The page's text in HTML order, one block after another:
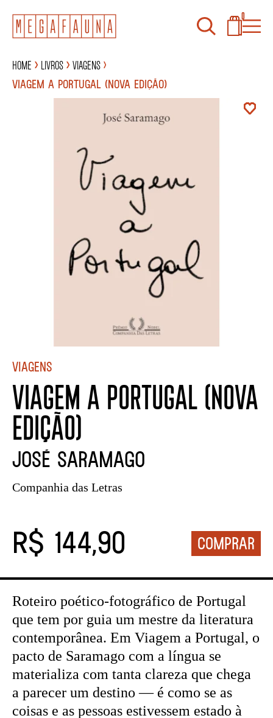
0
Home Livros
Viagens
VIAGEM A PORTUGAL (NOVA EDIÇÃO)
Viagens
VIAGEM A PORTUGAL (NOVA
EDIÇÃO)
José Saramago
Companhia das Letras
R$ 144,90
Roteiro poético-fotográfico de Portugal
que tem por guia um mestre da literatura
contemporânea. Em Viagem a Portugal, o
pacto de Saramago com a língua se
materializa com tanta clareza que chega
a parecer um destino — é como se as
coisas e as pessoas estivessem estado à